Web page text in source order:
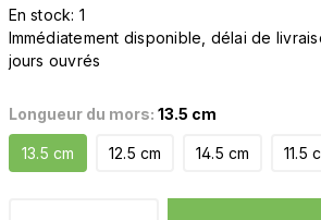
En stock: 1
Immédiatement disponible, délai de
jours ouvrés
Longueur du mors: 13.5 cm
13.5 cm 12.5 cm 14.5 cm 11.5